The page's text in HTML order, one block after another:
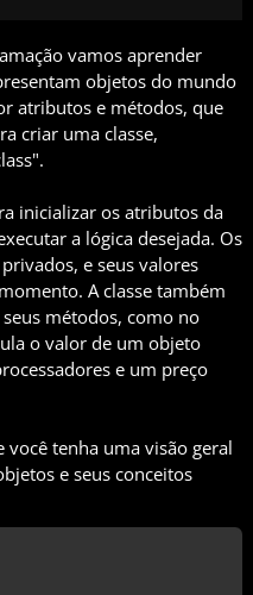
vamos aprender
objetos do mundo
atributos e métodos, que
criar uma classe,
inicializar os atributos da
a lógica desejada. Os
e seus valores
A classe também
métodos, como no
o valor de um objeto
e um preço
tenha uma visão geral
e seus conceitos